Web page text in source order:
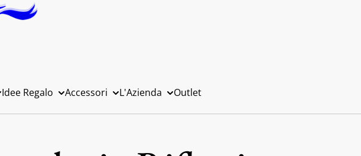
Idee Regalo Accessori L'Azienda Outlet